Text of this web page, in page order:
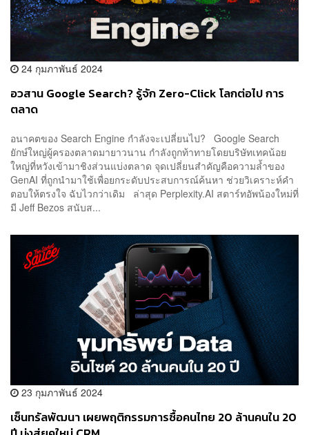
24 กุมภาพันธ์ 2024
อวสาน Google Search? รู้จัก Zero-Click โลกต่อไป การ
ตลาด
อนาคตของ Search Engine กำลังจะเปลี่ยนไป? Google Search
ยักษ์ใหญ่ผู้ครองตลาดมายาวนาน กำลังถูกท้าทายโดยบริษัทเทคน้อย
ใหญ่ที่หวังเข้ามาชิงส่วนแบ่งตลาด จุดเปลี่ยนสำคัญคือความล้ำของ
GenAI ที่ถูกนำมาใช้เพื่อยกระดับประสบการณ์ค้นหา ช่วยวิเคราะห์คำ
ตอบให้ตรงใจ ฉับไวกว่าเดิม ล่าสุด Perplexity.AI สตาร์ทอัพน้องใหม่ที่
มี Jeff Bezos สนับส...
23 กุมภาพันธ์ 2024
เซ็นทรัลพัฒนา เผยพฤติกรรมการซื้อคนไทย 20 ล้านคนใน 20